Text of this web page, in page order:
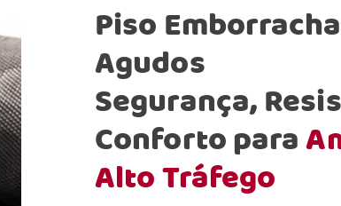
Piso
Agudos
Segurança,
Conforto para
Alto Tráfego